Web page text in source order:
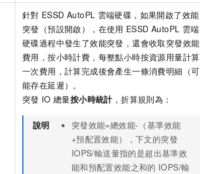
針對 ESSD AutoPL 雲端硬碟，如果開啟了效能
突發（預設開啟），在使用 ESSD AutoPL 雲端
硬碟過程中發生了效能突發，還會收取突發效能
費用，按小時計費，每整點小時按資源用量計算
一次費用，計算完成後會產生一條消費明細（可
能存在延遲）。
突發 IO 總量按小時統計，折算規則為：
說明
突發效能=總效能-（基準效能
+預配置效能），下文的突發
IOPS/輸送量指的是超出基準效
能和預配置效能之和的 IOPS/輸